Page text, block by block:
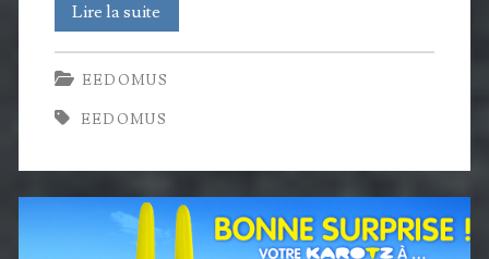
Lire la suite
pas
avec
le
serveur
domotique
eedomus
EEDOMUS
EEDOMUS